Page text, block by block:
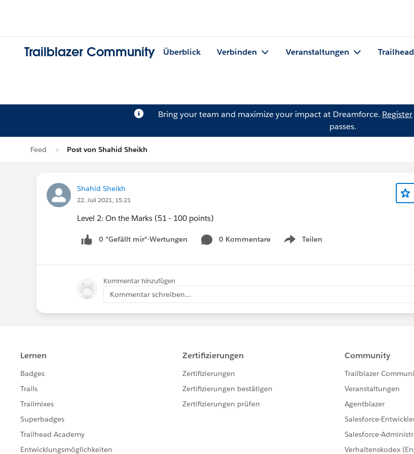
Trailblazer Community Überblick Verbinden Veranstaltungen Trailhead
Bring your team and maximize your impact at Dreamforce. Register
passes.
Feed Post von Shahid Sheikh
Shahid Sheikh
22. Juli 2021, 15:21
Level 2: On the Marks (51 - 100 points)
0 "Gefällt mir"-Wertungen 0 Kommentare Teilen
Show menu
Kommentar hinzufügen
Kommentar schreiben...